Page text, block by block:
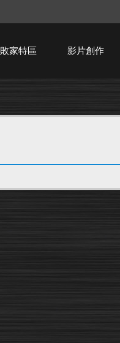
敗家特區 影片創作